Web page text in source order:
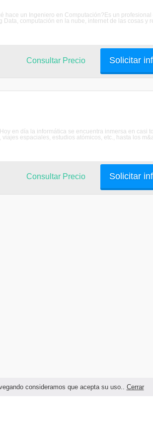
consideramos que acepta su uso.. Cerrar
hace un Ingeniero en Computación?Es un profesional
computación en la nube, internet de las cosas y
Solicitar
Consultar Precio
en día la informática se encuentra inmersa en casi
espaciales, estudios atómicos, etc., hasta los
Solicitar
Consultar Precio